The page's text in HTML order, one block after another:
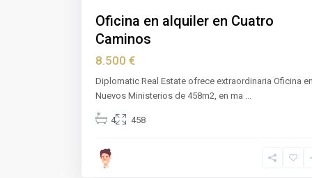
Oficina en alquiler en Cuatro
Caminos
8.500 €
Diplomatic Real Estate ofrece extraordinaria Oficina
Nuevos Ministerios de 458m2, en ma
4 458